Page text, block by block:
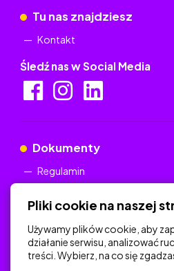
Tu nas znajdziesz
Kontakt
Śledź nas w Social Media
Dokumenty
Regulamin
Na skróty
Pliki cookie na naszej
Używamy plików cookie, aby
działanie serwisu, analizować
treści. Wybierz, na co się